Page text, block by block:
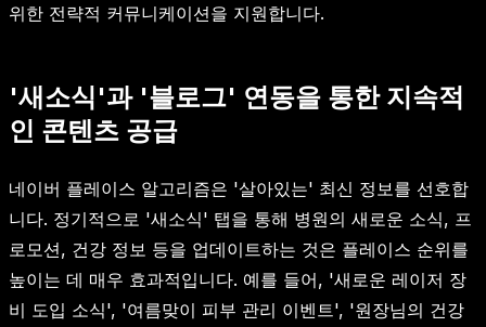
위한 전략적 커뮤니케이션을 지원합니다.
'새소식'과 '블로그' 연동을 통한 지속적
인 콘텐츠 공급
네이버 플레이스 알고리즘은 '살아있는' 최신 정보를 선호합
니다. 정기적으로 '새소식' 탭을 통해 병원의 새로운 소식, 프
로모션, 건강 정보 등을 업데이트하는 것은 플레이스 순위를
높이는 데 매우 효과적입니다. 예를 들어, '새로운 레이저 장
비 도입 소식', '여름맞이 피부 관리 이벤트', '원장님의 건강